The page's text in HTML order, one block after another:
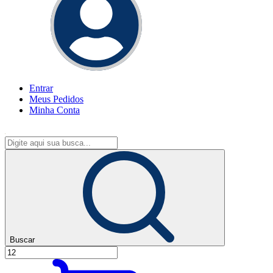
Entrar
Meus Pedidos
Minha Conta
Buscar